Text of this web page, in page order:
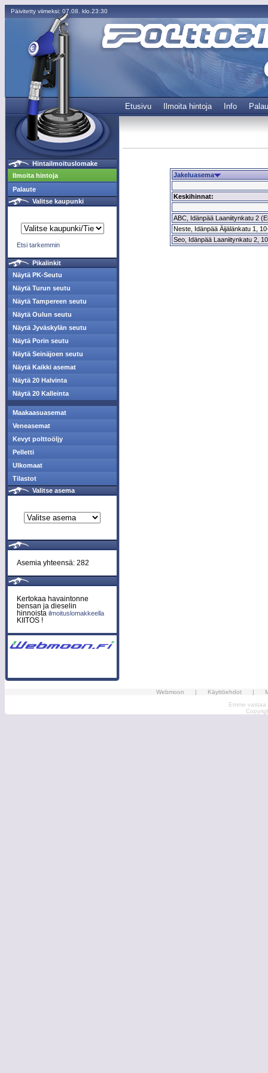
Päivitetty viimeksi: 07.08. klo.23:30
Etusivu Ilmoita hintoja Info
Hintailmoituslomake
Ilmoita hintoja
Palaute
Valitse kaupunki
Etsi tarkemmin
Pikalinkit
Näytä PK-Seutu
Näytä Turun seutu
Näytä Tampereen seutu
Näytä Oulun seutu
Näytä Jyväskylän seutu
Näytä Porin seutu
Näytä Seinäjoen seutu
Näytä Kaikki asemat
Näytä 20 Halvinta
Näytä 20 Kalleinta
Maakaasuasemat
Veneasemat
Kevyt polttoöljy
Pelletti
Ulkomaat
Tilastot
Valitse asema
Asemia yhteensä: 282
Kertokaa havaintonne
bensan ja dieselin
hinnoista ilmoituslomakkeella
KIITOS !
Jakeluasema
Keskihinnat:
ABC, Idänpää Laaniitynkatu 2
Neste, Idänpää Äijälänkatu 1,
Seo, Idänpää Laaniitynkatu 2,
Webmoon | Käyttöehdot |
Emme